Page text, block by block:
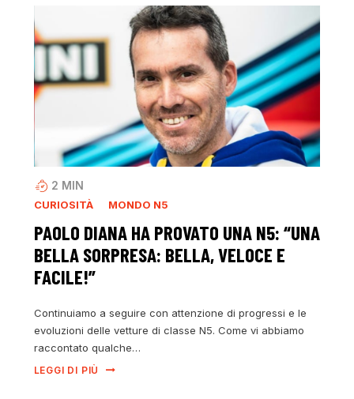
2 MIN
CURIOSITÀ MONDO N5
PAOLO DIANA HA PROVATO UNA N5: “UNA
BELLA SORPRESA: BELLA, VELOCE E
FACILE!”
Continuiamo a seguire con attenzione di progressi e le
evoluzioni delle vetture di classe N5. Come vi abbiamo
raccontato qualche…
LEGGI DI PIÙ